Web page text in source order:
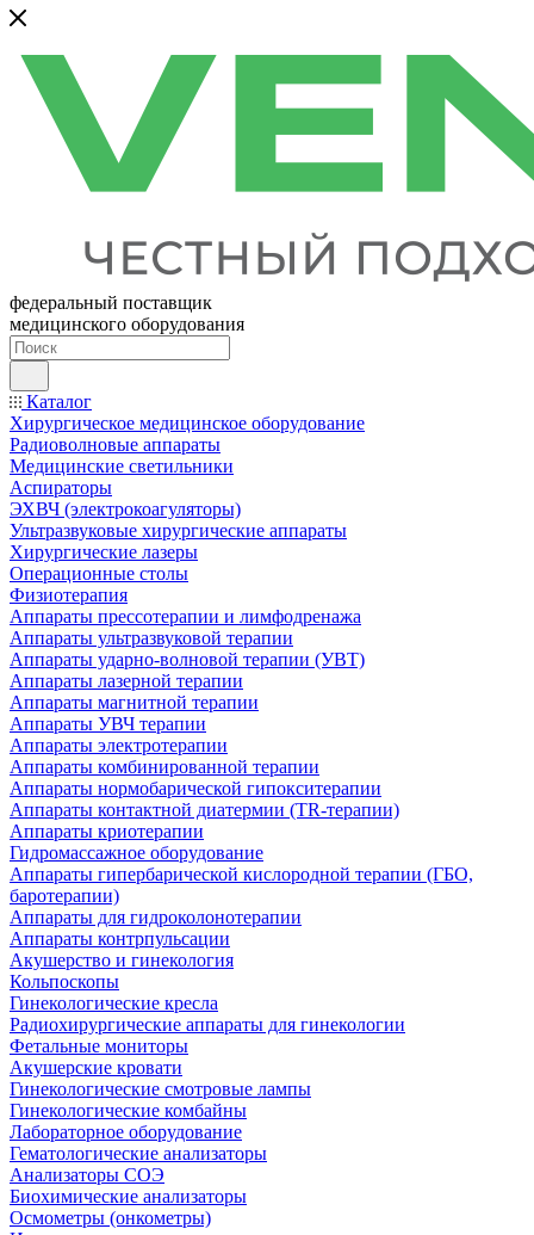
федеральный поставщик
медицинского оборудования
Каталог
Хирургическое медицинское оборудование
Радиоволновые аппараты
Медицинские светильники
Аспираторы
ЭХВЧ (электрокоагуляторы)
Ультразвуковые хирургические аппараты
Хирургические лазеры
Операционные столы
Физиотерапия
Аппараты прессотерапии и лимфодренажа
Аппараты ультразвуковой терапии
Аппараты ударно-волновой терапии (УВТ)
Аппараты лазерной терапии
Аппараты магнитной терапии
Аппараты УВЧ терапии
Аппараты электротерапии
Аппараты комбинированной терапии
Аппараты нормобарической гипокситерапии
Аппараты контактной диатермии (TR-терапии)
Аппараты криотерапии
Гидромассажное оборудование
Аппараты гипербарической кислородной терапии (ГБО,
баротерапии)
Аппараты для гидроколонотерапии
Аппараты контрпульсации
Акушерство и гинекология
Кольпоскопы
Гинекологические кресла
Радиохирургические аппараты для гинекологии
Фетальные мониторы
Акушерские кровати
Гинекологические смотровые лампы
Гинекологические комбайны
Лабораторное оборудование
Гематологические анализаторы
Анализаторы СОЭ
Биохимические анализаторы
Осмометры (онкометры)